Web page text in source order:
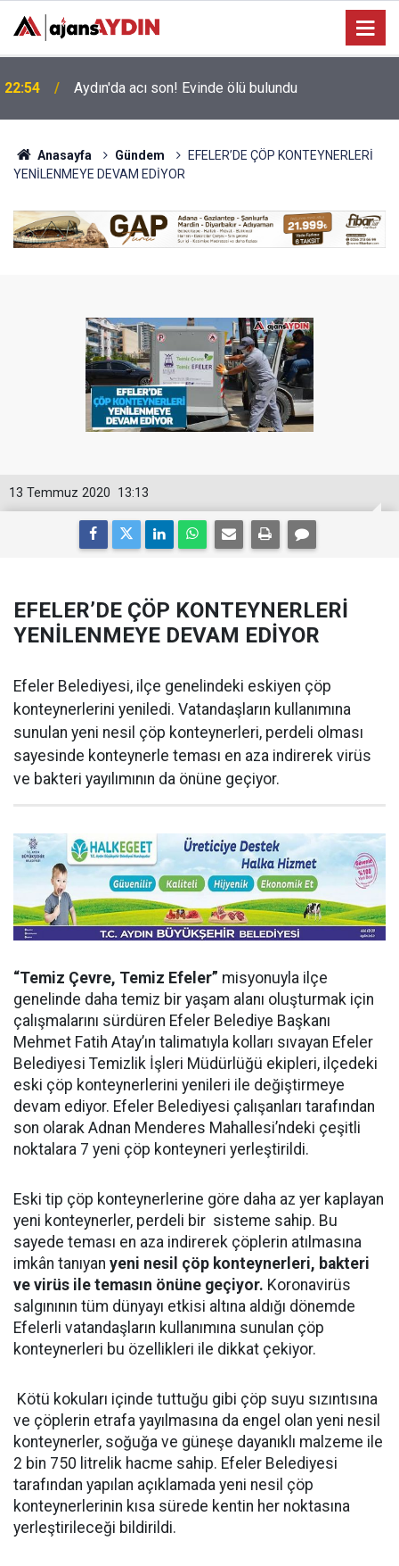
18:45
vatandaşla buluşuyor
Anasayfa Gündem
EFELER’DE ÇÖP KONTEYNERLERİ
YENİLENMEYE DEVAM EDİYOR
13:13
13 Temmuz 2020
EFELER’DE ÇÖP KONTEYNERLERİ
YENİLENMEYE DEVAM EDİYOR
Efeler Belediyesi, ilçe genelindeki eskiyen çöp
konteynerlerini yeniledi. Vatandaşların kullanımına
sunulan yeni nesil çöp konteynerleri, perdeli olması
sayesinde konteynerle teması en aza indirerek virüs
ve bakteri yayılımının da önüne geçiyor.
“Temiz Çevre, Temiz Efeler” misyonuyla ilçe
genelinde daha temiz bir yaşam alanı oluşturmak için
çalışmalarını sürdüren Efeler Belediye Başkanı
Mehmet Fatih Atay’ın talimatıyla kolları sıvayan Efeler
Belediyesi Temizlik İşleri Müdürlüğü ekipleri, ilçedeki
eski çöp konteynerlerini yenileri ile değiştirmeye
devam ediyor. Efeler Belediyesi çalışanları tarafından
son olarak Adnan Menderes Mahallesi’ndeki çeşitli
noktalara 7 yeni çöp konteyneri yerleştirildi.
Eski tip çöp konteynerlerine göre daha az yer kaplayan
yeni konteynerler, perdeli bir sisteme sahip. Bu
sayede teması en aza indirerek çöplerin atılmasına
imkân tanıyan yeni nesil çöp konteynerleri, bakteri
ve virüs ile temasın önüne geçiyor. Koronavirüs
salgınının tüm dünyayı etkisi altına aldığı dönemde
Efelerli vatandaşların kullanımına sunulan çöp
konteynerleri bu özellikleri ile dikkat çekiyor.
Kötü kokuları içinde tuttuğu gibi çöp suyu sızıntısına
ve çöplerin etrafa yayılmasına da engel olan yeni nesil
konteynerler, soğuğa ve güneşe dayanıklı malzeme ile
2 bin 750 litrelik hacme sahip. Efeler Belediyesi
tarafından yapılan açıklamada yeni nesil çöp
konteynerlerinin kısa sürede kentin her noktasına
yerleştirileceği bildirildi.